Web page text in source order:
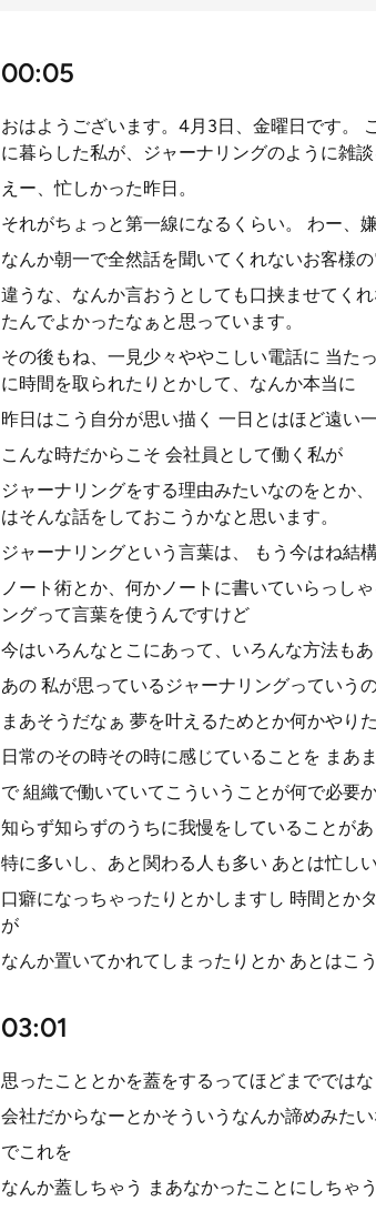
00:05
おはようございます。4月3日、金曜日です。
に暮らした私が、ジャーナリングのように雑談
えー、忙しかった昨日。
それがちょっと第一線になるくらい。 わー、
なんか朝一で全然話を聞いてくれないお客様
違うな、なんか言おうとしても口挟ませてく
たんでよかったなぁと思っています。
その後もね、一見少々ややこしい電話に 当た
に時間を取られたりとかして、なんか本当に
昨日はこう自分が思い描く 一日とはほど遠い
こんな時だからこそ 会社員として働く私が
ジャーナリングをする理由みたいなのをとか
はそんな話をしておこうかなと思います。
ジャーナリングという言葉は、 もう今はね結
ノート術とか、何かノートに書いていらっし
ングって言葉を使うんですけど
今はいろんなとこにあって、いろんな方法もあ
あの 私が思っているジャーナリングっていう
まあそうだなぁ 夢を叶えるためとか何かやり
日常のその時その時に感じていることを まあ
で 組織で働いていてこういうことが何で必要
知らず知らずのうちに我慢をしていることが
特に多いし、あと関わる人も多い あとは忙し
口癖になっちゃったりとかしますし 時間とか
が
なんか置いてかれてしまったりとか あとはこ
03:01
思ったこととかを蓋をするってほどまででは
会社だからなーとかそういうなんか諦めみた
でこれを
なんか蓋しちゃう まあなかったことにしちゃ